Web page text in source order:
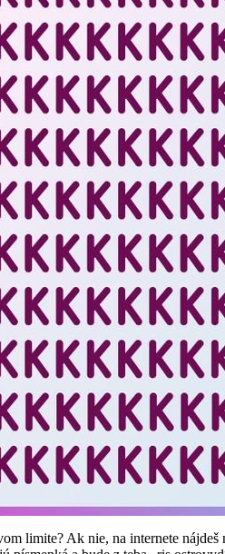
limite? Ak nie, na internete